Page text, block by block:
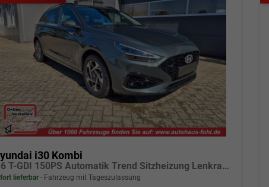
i30 Kombi
1.6 T-GDI 150PS Automatik Trend Sitzheizung Lenkradheizung Klimaautomatik PDC v+h Rückf.Kamera Navi Apple CarPlay + Android Auto 16"LM
lieferbar Fahrzeug mit Tageszulassung